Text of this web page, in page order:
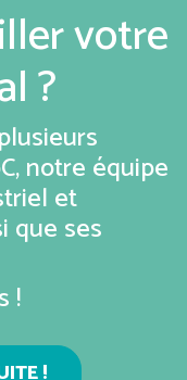
votre
?
notre équipe
et
que ses
!